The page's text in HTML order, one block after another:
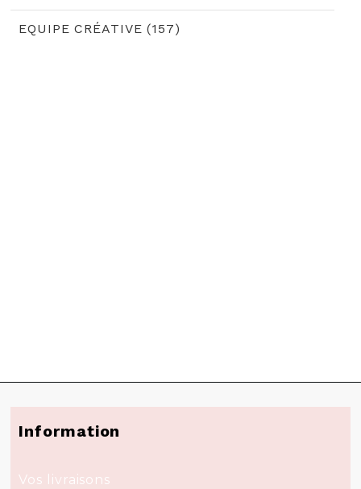
EQUIPE CRÉATIVE (157)
Information
Vos livraisons